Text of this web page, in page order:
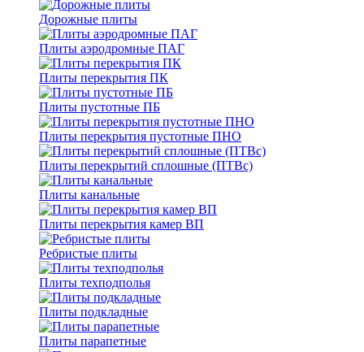
Дорожные плиты
Плиты аэродромные ПАГ
Плиты перекрытия ПК
Плиты пустотные ПБ
Плиты перекрытия пустотные ПНО
Плиты перекрытий сплошные (ПТВс)
Плиты канальные
Плиты перекрытия камер ВП
Ребристые плиты
Плиты техподполья
Плиты подкладные
Плиты парапетные